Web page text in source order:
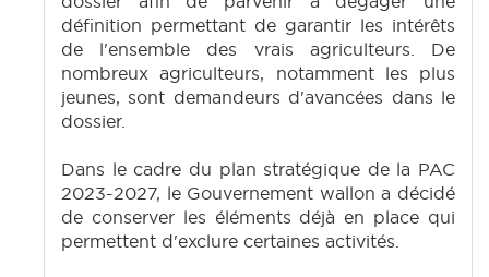
définition permettant de garantir les intérêts
de l'ensemble des vrais agriculteurs. De
nombreux agriculteurs, notamment les plus
jeunes, sont demandeurs d'avancées dans le
dossier.
Dans le cadre du plan stratégique de la PAC
2023-2027, le Gouvernement wallon a décidé
de conserver les éléments déjà en place qui
permettent d'exclure certaines activités.